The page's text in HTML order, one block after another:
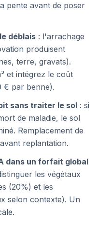
pente avant de poser
déblais : l'arrachage
produisent
terre, gravats).
et intégrez le coût
€ par benne).
sans traiter le sol : si
de maladie, le sol
Remplacement de
replantation.
dans un forfait global
les végétaux
(20%) et les
selon contexte). Un